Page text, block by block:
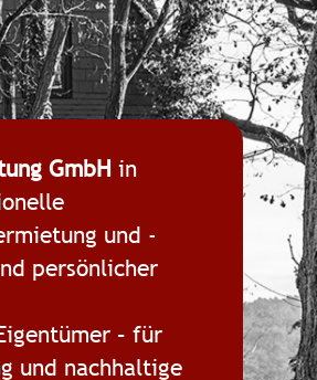
GmbH in
und -
persönlicher
– für
und nachhaltige